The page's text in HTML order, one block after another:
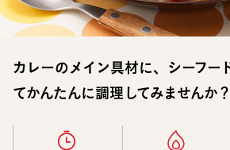
カレーのメイン具材に、シーフー
てかんたんに調理してみませんか？